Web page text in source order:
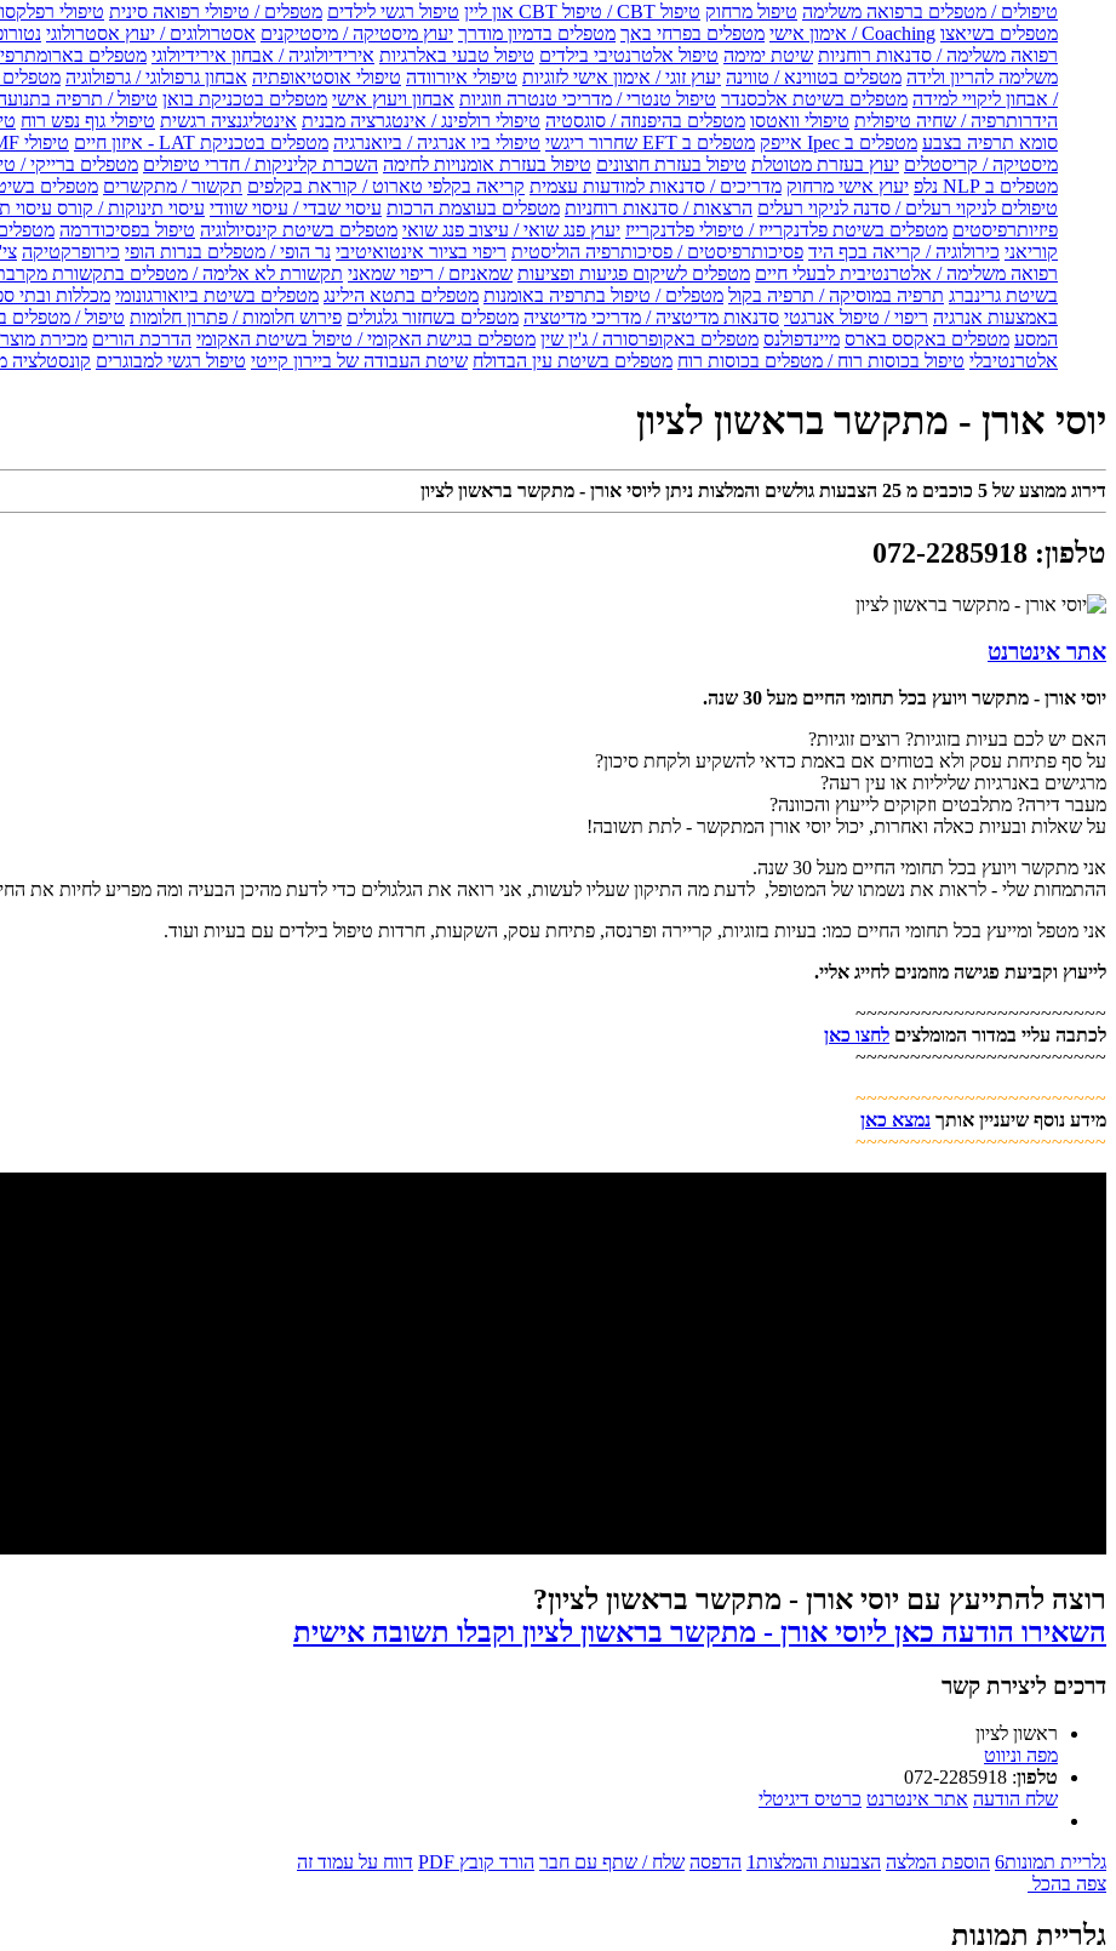
טיפולים / מטפלים ברפואה משלימה טיפול מרחוק טיפול CBT / טיפול CBT און ליין טיפול רגשי לילדים מטפלים / טיפולי רפואה סינית טיפולי
מטפלים בשיאצו Coaching / אימון אישי מטפלים בפרחי באך מטפלים בדמיון מודרך יעוץ מיסטיקה / מיסטיקנים אסטרולוגים / יעוץ אסטרולוגי
רפואה משלימה / סדנאות רוחניות שיטת ימימה טיפול אלטרנטיבי בילדים טיפול טבעי באלרגיות אירידיולוגיה / אבחון אירידיולוגי מטפלים
משלימה להריון ולידה מטפלים בטווינא / טווינה יעוץ זוגי / אימון אישי לזוגיות טיפולי איורוודה טיפולי אוסטיאופתיה אבחון גרפולוגי / גרפולוגיה מטפלים
/ אבחון ליקויי למידה מטפלים בשיטת אלכסנדר טיפול טנטרי / מדריכי טנטרה וזוגיות אבחון ויעוץ אישי מטפלים בטכניקת בואן טיפול / תרפיה
הידרותרפיה / שחיה טיפולית טיפולי וואטסו מטפלים בהיפנוזה / סוגסטיה טיפולי רולפינג / אינטגרציה מבנית אינטליגנציה רגשית טיפולי גוף נפש רוח
סומא תרפיה בצבע מטפלים ב Ipec אייפק מטפלים ב EFT שחרור ריגשי טיפולי ביו אנרגיה / ביואנרגיה מטפלים בטכניקת LAT - איזון חיים טיפולי EMF איזון שדה אלקטרו מגנטי
מיסטיקה / קריסטלים יעוץ בעזרת מטוטלת טיפול בעזרת חוצונים טיפול בעזרת אומנויות לחימה השכרת קליניקות / חדרי טיפולים מטפלים ברייקי /
מטפלים ב NLP נלפ
יעוץ אישי מרחוק מדריכים / סדנאות למודעות עצמית קריאה בקלפי טארוט / קוראת בקלפים תקשור / מתקשרים מטפלים
טיפולים לניקוי רעלים / סדנה לניקוי רעלים הרצאות / סדנאות רוחניות מטפלים בעוצמת הרכות עיסוי שבדי / עיסוי שוודי עיסוי תינוקות / קורס עיסוי
פיזיותרפיסטים מטפלים בשיטת פלדנקרייז / טיפולי פלדנקרייז יעוץ פנג שואי / עיצוב פנג שואי מטפלים בשיטת קינסיולוגיה טיפול בפסיכודרמה
קוריאני כירולוגיה / קריאה בכף היד פסיכותרפיסטים / פסיכותרפיה הוליסטית ריפוי בציור אינטואיטיבי נר הופי / מטפלים בנרות הופי כירופרקטיקה
רפואה משלימה / אלטרנטיבית לבעלי חיים מטפלים לשיקום פגיעות ופציעות שמאניזם / ריפוי שמאני תקשורת לא אלימה / מטפלים בתקשורת
בשיטת גרינברג תרפיה במוסיקה / תרפיה בקול מטפלים / טיפול בתרפיה באומנות מטפלים בתטא הילינג מטפלים בשיטת ביואורגונומי מכללות ובתי
באמצעות אנרגיה ריפוי / טיפול אנרגטי סדנאות מדיטציה / מדריכי מדיטציה מטפלים בשחזור גלגולים פירוש חלומות / פתרון חלומות טיפול / מטפלים
המסע מטפלים באקסס בארס מיינדפולנס מטפלים באקופרסורה / ג'ין שין מטפלים בגישת האקומי / טיפול בשיטת האקומי הדרכת הורים מכירת
אלטרנטיבלי טיפול בכוסות רוח / מטפלים בכוסות רוח מטפלים בשיטת עין הבדולח שיטת העבודה של ביירון קייטי טיפול רגשי למבוגרים
יוסי אורן - מתקשר בראשון לציון
דירוג ממוצע של 5 כוכבים מ 25 הצבעות גולשים והמלצות ניתן ליוסי אורן - מתקשר בראשון לציון
טלפון:
072-2285918
אתר אינטרנט
יוסי אורן - מתקשר ויועץ בכל תחומי החיים מעל 30 שנה.
האם יש לכם בעיות בזוגיות? רוצים זוגיות?
על סף פתיחת עסק ולא בטוחים אם באמת כדאי להשקיע ולקחת סיכון?
מרגישים באנרגיות שליליות או עין רעה?
מעבר דירה? מתלבטים וזקוקים לייעוץ והכוונה?
על שאלות ובעיות כאלה ואחרות, יכול יוסי אורן המתקשר - לתת תשובה!
אני מתקשר ויועץ בכל תחומי החיים מעל 30 שנה.
ההתמחות שלי - לראות את נשמתו של המטופל, לדעת מה התיקון שעליו לעשות, אני רואה את הגלגולים כדי לדעת מהיכן הבעיה ומה מפריע לחיות את
אני מטפל ומייעץ בכל תחומי החיים כמו: בעיות בזוגיות, קריירה ופרנסה, פתיחת עסק, השקעות, חרדות טיפול בילדים עם בעיות ועוד.
לייעוץ וקביעת פגישה מוזמנים לחייג אליי.
~~~~~~~~~~~~~~~~~~~~~~~
לכתבה עליי במדור המומלצים לחצו כאן
~~~~~~~~~~~~~~~~~~~~~~~
~~~~~~~~~~~~~~~~~~~~~~~
מידע נוסף שיעניין אותך נמצא כאן
~~~~~~~~~~~~~~~~~~~~~~~
רוצה להתייעץ עם יוסי אורן - מתקשר בראשון לציון?
השאירו הודעה כאן ליוסי אורן - מתקשר בראשון לציון וקבלו תשובה אישית
דרכים ליצירת קשר
ראשון לציון
מפה וניווט
טלפון:
072-2285918
שלח הודעה אתר אינטרנט כרטיס דיגיטלי
גלריית תמונות6 הוספת המלצה הצבעות והמלצות1 הדפסה שלח / שתף עם חבר הורד קובץ PDF
דווח על עמוד זה
צפה בהכל
גלריית תמונות